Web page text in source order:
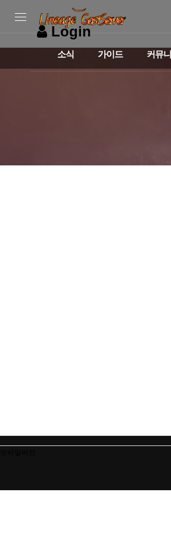
소식 가이드 커뮤
Login